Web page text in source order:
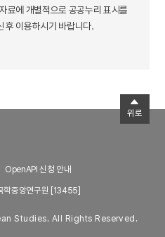
료에 개별적으로 공공누리 표시를
후 이용하시기 바랍니다.
OpenAPI 신청 안내
학중앙연구원 [13455]
Studies. All Rights Reserved.
위로